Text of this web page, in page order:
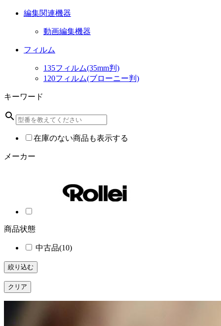
編集関連機器
動画編集機器
フィルム
135フィルム(35mm判)
120フィルム(ブローニー判)
キーワード
search
在庫のない商品も表示する
メーカー
商品状態
中古品(10)
絞り込む
クリア